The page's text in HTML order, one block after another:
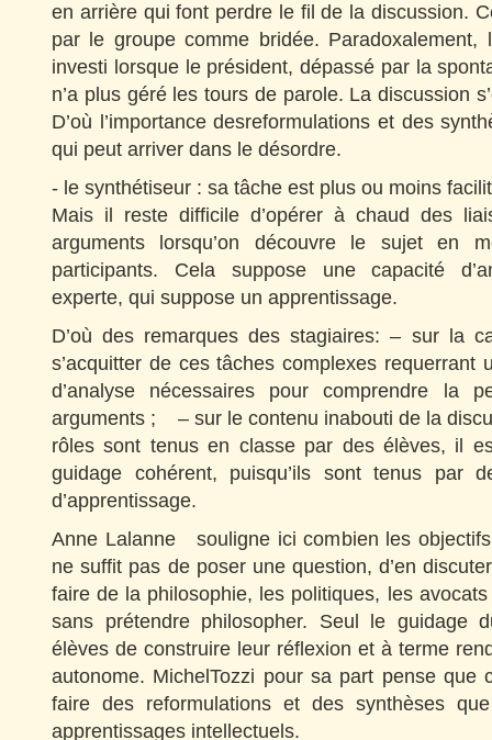
en arrière qui font perdre le fil de la discussion.
par le groupe comme bridée. Paradoxalement,
investi lorsque le président, dépassé par la
n’a plus géré les tours de parole. La discussion
D’où l’importance desreformulations et des
qui peut arriver dans le désordre.
- le synthétiseur : sa tâche est plus ou moins
Mais il reste difficile d’opérer à chaud des
arguments lorsqu’on découvre le sujet en
participants. Cela suppose une capacité
experte, qui suppose un apprentissage.
D’où des remarques des stagiaires: – sur la
s’acquitter de ces tâches complexes requerrant
d’analyse nécessaires pour comprendre la
arguments ; – sur le contenu inabouti de la
rôles sont tenus en classe par des élèves, il
guidage cohérent, puisqu’ils sont tenus par
d’apprentissage.
Anne Lalanne souligne ici combien les
ne suffit pas de poser une question, d’en
faire de la philosophie, les politiques, les
sans prétendre philosopher. Seul le guidage
élèves de construire leur réflexion et à terme
autonome. MichelTozzi pour sa part pense que
faire des reformulations et des synthèses
apprentissages intellectuels.